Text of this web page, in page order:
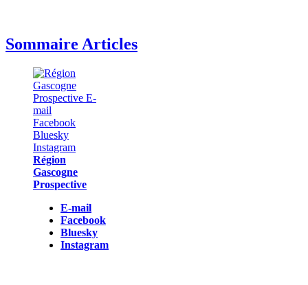
Sommaire Articles
Région
Gascogne
Prospective
E-mail
Facebook
Bluesky
Instagram